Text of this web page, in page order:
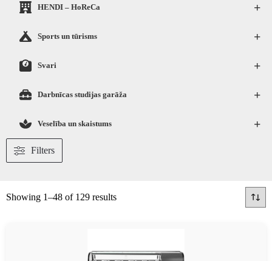
+
HENDI – HoReCa
+
Sports un tūrisms
+
Svari
+
Darbnīcas studijas garāža
+
Veselība un skaistums
Filters
Showing 1–48 of 129 results